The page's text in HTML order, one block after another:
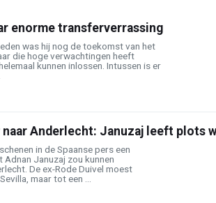
enorme transferverrassing
was hij nog de toekomst van het
die hoge verwachtingen heeft
kunnen inlossen. Intussen is er
naar Anderlecht: Januzaj leeft plots
in de Spaanse pers een
Januzaj zou kunnen
De ex-Rode Duivel moest
maar tot een ...